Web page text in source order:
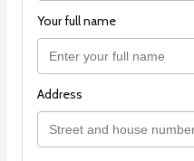
Your full name
Address